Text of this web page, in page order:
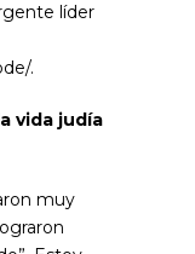
líder
.
vida judía
muy